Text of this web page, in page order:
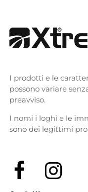
I prodotti e le
possono variare
preavviso.
I nomi i loghi e le
sono dei legittimi